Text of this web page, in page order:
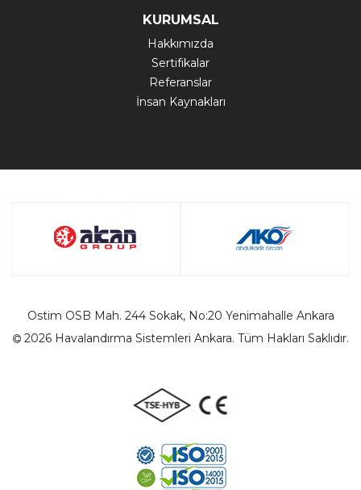
KURUMSAL
Hakkımızda
Sertifikalar
Referanslar
İnsan Kaynakları
Ostim OSB Mah. 244 Sokak, No:20 Yenimahalle Ankara
2026 Havalandırma Sistemleri Ankara. Tüm Hakları Saklıdır.